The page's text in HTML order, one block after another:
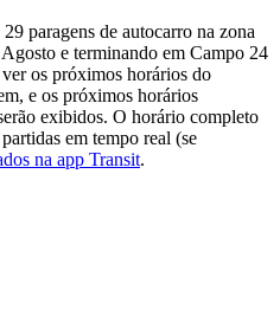
paragens de autocarro na zona
e terminando em Campo 24
os próximos horários do
e os próximos horários
exibidos. O horário completo
em tempo real (se
na app Transit.